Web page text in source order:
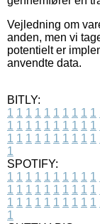
Vejledning om
anden, men vi
potentielt er
anvendte data.
BITLY:
1 1 1 1 1 1 1 1 1 1
1 1 1 1 1 1 1 1 1 1
1 1 1 1 1 1 1 1 1 1
1
SPOTIFY:
1 1 1 1 1 1 1 1 1 1
1 1 1 1 1 1 1 1 1 1
1 1 1 1 1 1 1 1 1 1
1